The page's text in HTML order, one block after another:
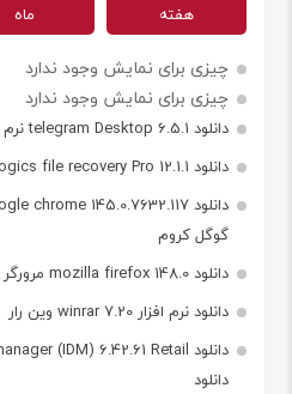
هفته ماه
چیزی برای نمایش وجود ندارد
چیزی برای نمایش وجود ندارد
دانلود telegram Desktop 6.5.1 نرم افزار رایگان تلگرام دسکتاپ
دانلود auslogics file recovery Pro 12.1.1 نرم افزار بازیابی اطلاعات
گوگل کروم
دانلود mozilla firefox 148.0 مرورگر موزیلا فایرفاکس
دانلود نرم افزار winrar 7.20 وین رار
دانلود